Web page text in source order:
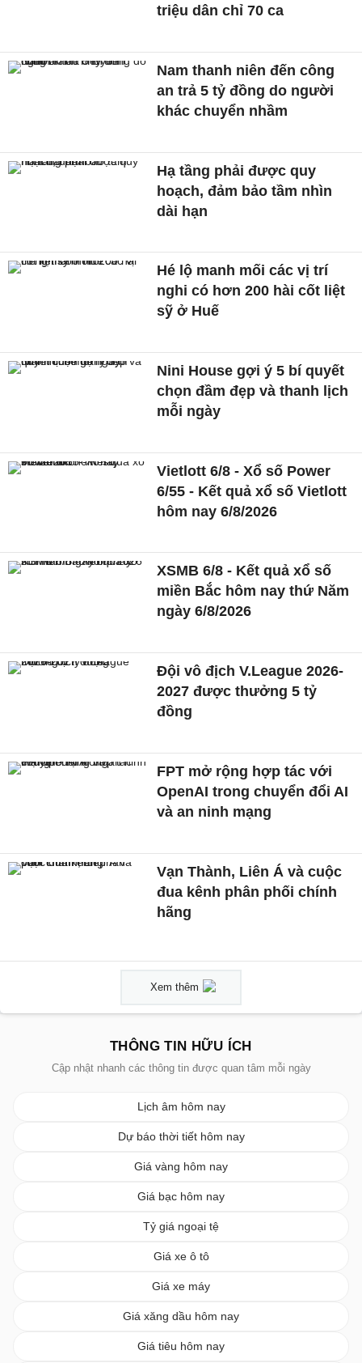
triệu dân chỉ 70 ca
Nam thanh niên đến công
an trả 5 tỷ đồng do người
khác chuyển nhầm
Hạ tầng phải được quy
hoạch, đảm bảo tầm nhìn
dài hạn
Hé lộ manh mối các vị trí
nghi có hơn 200 hài cốt liệt
sỹ ở Huế
Nini House gợi ý 5 bí quyết
chọn đầm đẹp và thanh lịch
mỗi ngày
Vietlott 6/8 - Xổ số Power
6/55 - Kết quả xổ số Vietlott
hôm nay 6/8/2026
XSMB 6/8 - Kết quả xổ số
miền Bắc hôm nay thứ Năm
ngày 6/8/2026
Đội vô địch V.League 2026-
2027 được thưởng 5 tỷ
đồng
FPT mở rộng hợp tác với
OpenAI trong chuyển đổi AI
và an ninh mạng
Vạn Thành, Liên Á và cuộc
đua kênh phân phối chính
hãng
Xem thêm
THÔNG TIN HỮU ÍCH
Cập nhật nhanh các thông tin được quan tâm mỗi ngày
Lịch âm hôm nay
Dự báo thời tiết hôm nay
Giá vàng hôm nay
Giá bạc hôm nay
Tỷ giá ngoại tệ
Giá xe ô tô
Giá xe máy
Giá xăng dầu hôm nay
Giá tiêu hôm nay